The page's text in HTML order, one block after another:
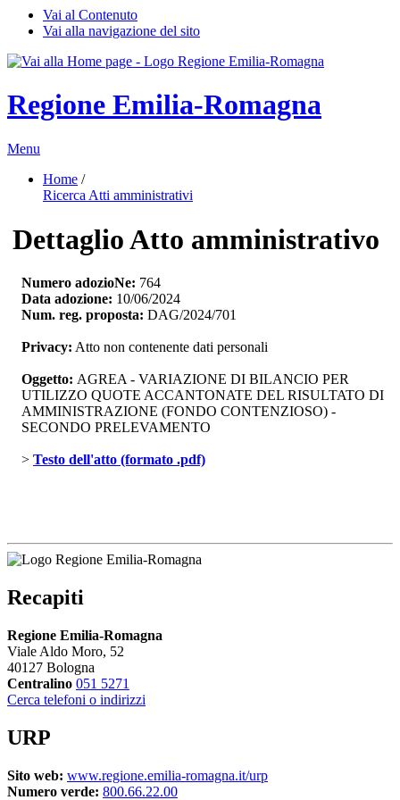
Vai al Contenuto
Vai alla navigazione del sito
Regione Emilia-Romagna
Menu
Home /
Ricerca Atti amministrativi
Dettaglio Atto amministrativo
Numero adozioNe: 764
Data adozione: 10/06/2024
Num. reg. proposta: DAG/2024/701
Privacy: Atto non contenente dati personali
Oggetto: AGREA - VARIAZIONE DI BILANCIO PER
UTILIZZO QUOTE ACCANTONATE DEL RISULTATO DI
AMMINISTRAZIONE (FONDO CONTENZIOSO) -
SECONDO PRELEVAMENTO
> Testo dell'atto (formato .pdf)
Recapiti
Regione Emilia-Romagna
Viale Aldo Moro, 52
40127 Bologna
Centralino 051 5271
Cerca telefoni o indirizzi
URP
Sito web: www.regione.emilia-romagna.it/urp
Numero verde: 800.66.22.00